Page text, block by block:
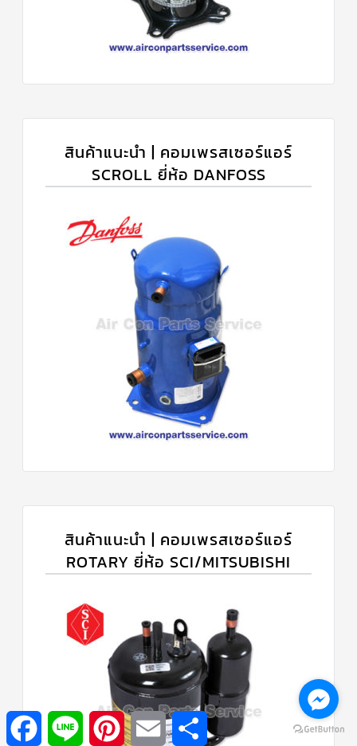
สินค้าแนะนำ | คอมเพรสเซอร์แอร์
SCROLL ยี่ห้อ DANFOSS
สินค้าแนะนำ | คอมเพรสเซอร์แอร์
ROTARY ยี่ห้อ SCI/MITSUBISHI
Facebook Line PinterestEmail Share